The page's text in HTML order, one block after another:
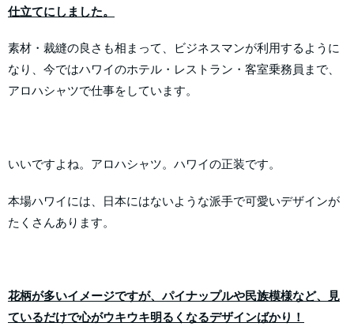
仕立てにしました。
素材・裁縫の良さも相まって、ビジネスマンが利用するように
なり、今ではハワイのホテル・レストラン・客室乗務員まで、
アロハシャツで仕事をしています。
いいですよね。アロハシャツ。ハワイの正装です。
本場ハワイには、日本にはないような派手で可愛いデザインが
たくさんあります。
花柄が多いイメージですが、パイナップルや民族模様など、見
ているだけで心がウキウキ明るくなるデザインばかり！